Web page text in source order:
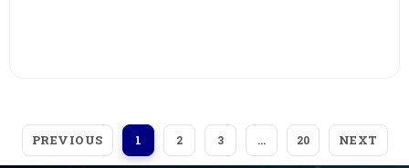
PREVIOUS 1 2 3 … 20 NEXT